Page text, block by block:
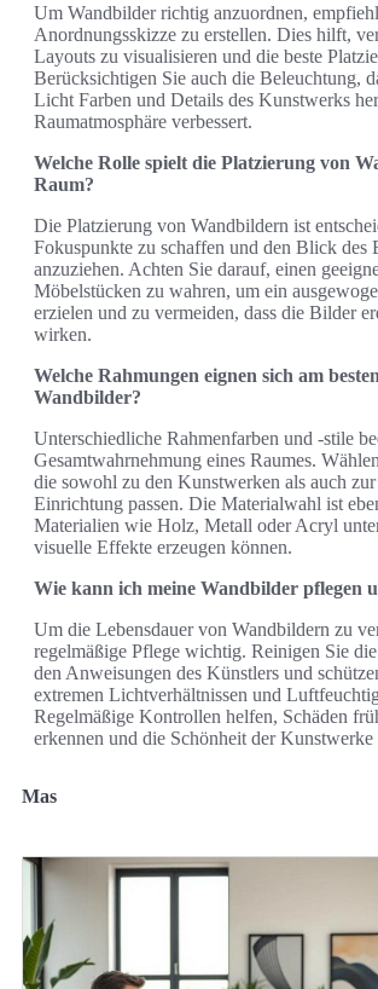
Um Wandbilder richtig anzuordnen,
Anordnungsskizze zu erstellen. Dies hilft,
Layouts zu visualisieren und die beste
Berücksichtigen Sie auch die Beleuchtung,
Licht Farben und Details des Kunstwerks
Raumatmosphäre verbessert.
Welche Rolle spielt die Platzierung von
Raum?
Die Platzierung von Wandbildern ist
Fokuspunkte zu schaffen und den Blick des
anzuziehen. Achten Sie darauf, einen
Möbelstücken zu wahren, um ein
erzielen und zu vermeiden, dass die Bilder
wirken.
Welche Rahmungen eignen sich am
Wandbilder?
Unterschiedliche Rahmenfarben und -stile
Gesamtwahrnehmung eines Raumes.
die sowohl zu den Kunstwerken als auch zur
Einrichtung passen. Die Materialwahl ist
Materialien wie Holz, Metall oder Acryl
visuelle Effekte erzeugen können.
Wie kann ich meine Wandbilder pflegen
Um die Lebensdauer von Wandbildern zu
regelmäßige Pflege wichtig. Reinigen Sie
den Anweisungen des Künstlers und
extremen Lichtverhältnissen und
Regelmäßige Kontrollen helfen, Schäden
erkennen und die Schönheit der Kunstwerke
Mas